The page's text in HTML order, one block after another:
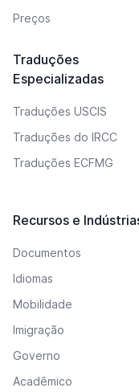
Preços
Traduções
Especializadas
Traduções USCIS
Traduções do IRCC
Traduções ECFMG
Recursos e
Documentos
Idiomas
Mobilidade
Imigração
Governo
Acadêmico